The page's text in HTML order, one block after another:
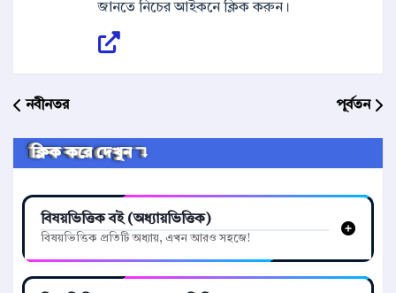
জানতে নিচের আইকনে ক্লিক করুন।
নবীনতর পূর্বতন
ক্লিক করে দেখুন ↴
বিষয়ভিত্তিক বই (অধ্যায়ভিত্তিক)
বিষয়ভিত্তিক প্রতিটি অধ্যায়, এখন আরও সহজে!